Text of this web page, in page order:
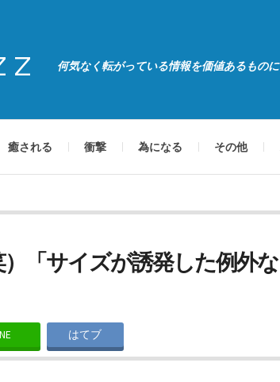
何気なく転がっている情報を価値あるものに
癒される 衝撃 為になる その他
「サイズが誘発した例外
はてブ